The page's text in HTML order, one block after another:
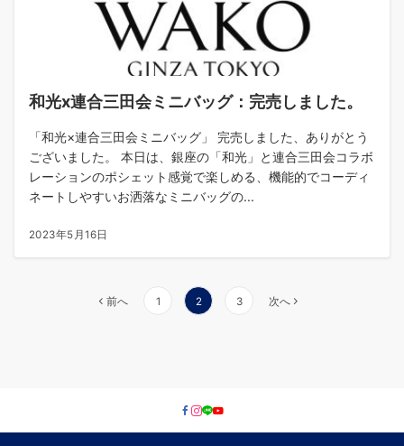
和光x連合三田会ミニバッグ：完売しました。
「和光×連合三田会ミニバッグ」 完売しました、ありがとう
ございました。 本日は、銀座の「和光」と連合三田会コラボ
レーションのポシェット感覚で楽しめる、機能的でコーディ
ネートしやすいお洒落なミニバッグの...
2023年5月16日
前へ 1 2 3 次へ